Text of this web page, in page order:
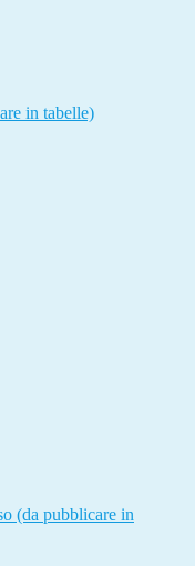
in tabelle)
(da pubblicare in